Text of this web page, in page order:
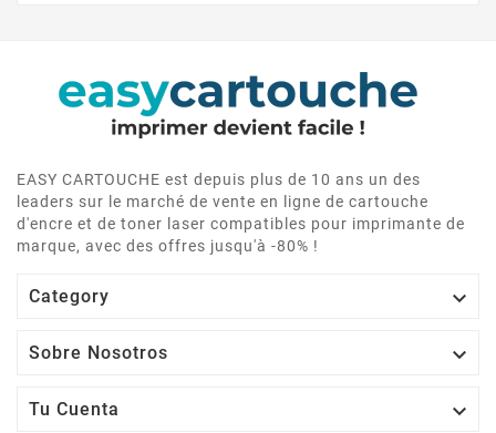
EASY CARTOUCHE est depuis plus de 10 ans un des
leaders sur le marché de vente en ligne de cartouche
d'encre et de toner laser compatibles pour imprimante de
marque, avec des offres jusqu'à -80% !
Category 
Sobre Nosotros 
Tu Cuenta 